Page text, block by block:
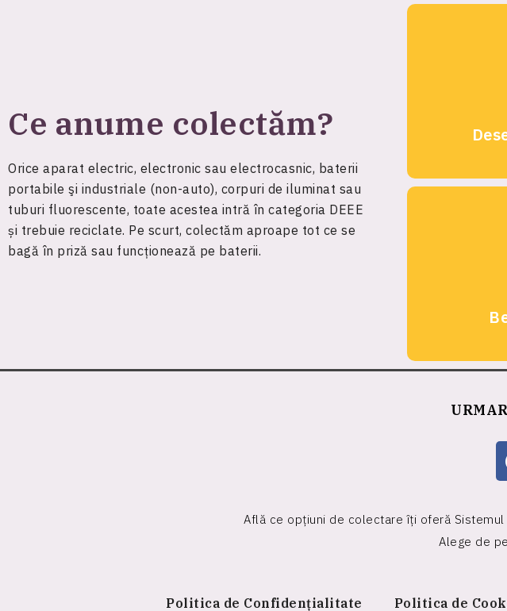
Ce anume colectăm?
Orice aparat electric, electronic sau electrocasnic, baterii
portabile şi industriale (non-auto), corpuri de iluminat sau
tuburi fluorescente, toate acestea intră în categoria DEEE
și trebuie reciclate. Pe scurt, colectăm aproape tot ce se
bagă în priză sau funcționează pe baterii.
Află ce opțiuni de colectare îți oferă
Alege de
Politica de Confidențialitate Politica de